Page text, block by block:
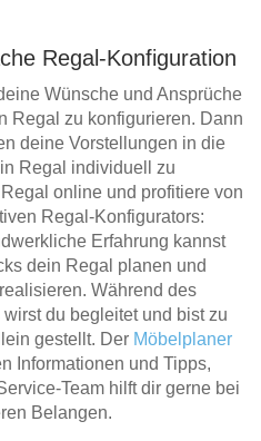
Regal-Konfiguration
Wünsche und Ansprüche
Regal zu konfigurieren. Dann
deine Vorstellungen in die
Regal individuell zu
online und profitiere von
Regal-Konfigurators:
Erfahrung kannst
dein Regal planen und
Während des
du begleitet und bist zu
gestellt. Der Möbelplaner
Informationen und Tipps,
Team hilft dir gerne bei
Belangen.